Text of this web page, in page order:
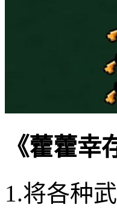
《藿藿
1.将各种